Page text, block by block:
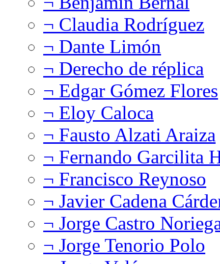
¬ Claudia Rodríguez
¬ Dante Limón
¬ Derecho de réplica
¬ Edgar Gómez Flores
¬ Eloy Caloca
¬ Fausto Alzati Araiza
¬ Fernando Garcilita
¬ Francisco Reynoso
¬ Javier Cadena
¬ Jorge Castro
¬ Jorge Tenorio Polo